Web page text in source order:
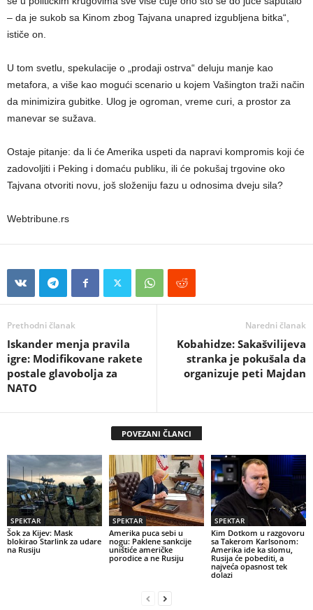
– da je sukob sa Kinom zbog Tajvana unapred izgubljena bitka“,
ističe on.
U tom svetlu, spekulacije o „prodaji ostrva“ deluju manje kao
metafora, a više kao mogući scenario u kojem Vašington traži način
da minimizira gubitke. Ulog je ogroman, vreme curi, a prostor za
manevar se sužava.
Ostaje pitanje: da li će Amerika uspeti da napravi kompromis koji će
zadovoljiti i Peking i domaću publiku, ili će pokušaj trgovine oko
Tajvana otvoriti novu, još složeniju fazu u odnosima dveju sila?
Webtribune.rs
Prethodni članak
Iskander menja pravila
igre: Modifikovane rakete
postale glavobolja za
NATO
Naredni članak
Kobahidze: Sakašvilijeva
stranka je pokušala da
organizuje peti Majdan
POVEZANI ČLANCI
SPEKTAR
Šok za Kijev: Mask
blokirao Starlink za udare
na Rusiju
SPEKTAR
Amerika puca sebi u
nogu: Paklene sankcije
uništiće američke
porodice a ne Rusiju
SPEKTAR
Kim Dotkom u razgovoru
sa Takerom Karlsonom:
Amerika ide ka slomu,
Rusija će pobediti, a
najveća opasnost tek
dolazi